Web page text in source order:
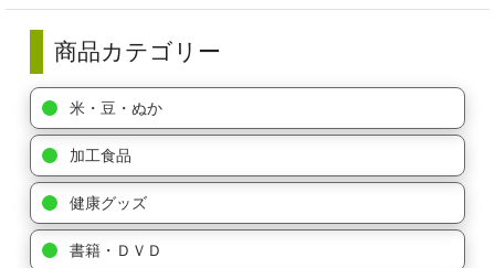
商品カテゴリー
米・豆・ぬか
加工食品
健康グッズ
書籍・ＤＶＤ